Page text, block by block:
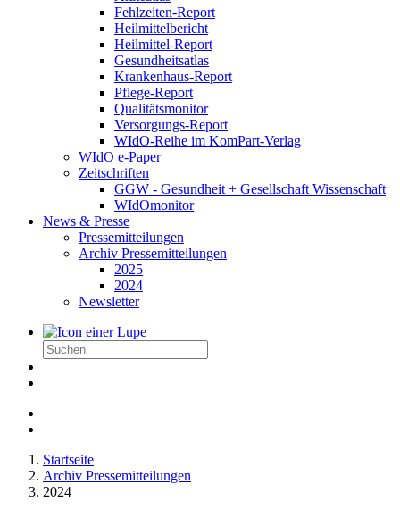
Fehlzeiten-Report
Heilmittelbericht
Heilmittel-Report
Gesundheitsatlas
Krankenhaus-Report
Pflege-Report
Qualitätsmonitor
Versorgungs-Report
WIdO-Reihe im KomPart-Verlag
WIdO e-Paper
Zeitschriften
GGW - Gesundheit + Gesellschaft Wissenschaft
WIdOmonitor
News & Presse
Pressemitteilungen
Archiv Pressemitteilungen
2025
2024
Newsletter
Startseite
Archiv Pressemitteilungen
2024